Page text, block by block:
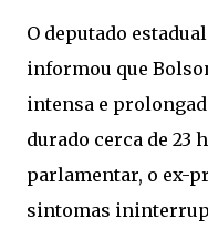
O deputado
informou que
intensa e
durado cerca de 23
parlamentar, o ex-
sintomas